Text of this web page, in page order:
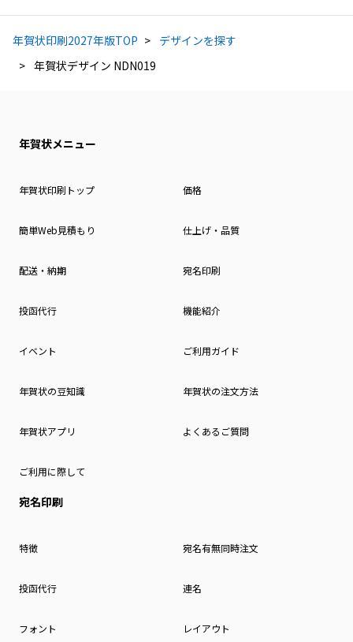
年賀状印刷2027年版TOP
デザインを探す
年賀状デザイン NDN019
年賀状メニュー
年賀状印刷トップ 価格
簡単Web見積もり 仕上げ・品質
配送・納期 宛名印刷
投函代行 機能紹介
イベント ご利用ガイド
年賀状の豆知識 年賀状の注文方法
年賀状アプリ よくあるご質問
ご利用に際して
宛名印刷
特徴 宛名有無同時注文
投函代行 連名
フォント レイアウト